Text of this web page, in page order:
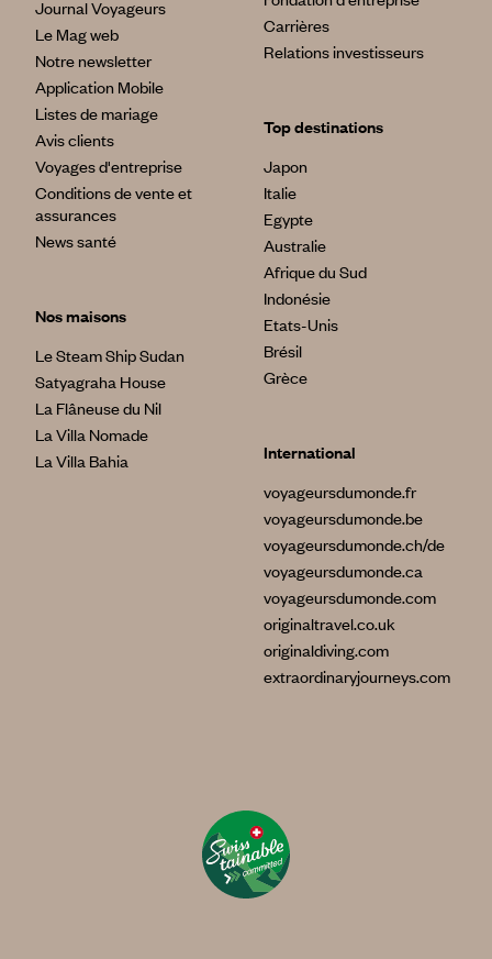
Journal Voyageurs
Le Mag web
Notre newsletter
Application Mobile
Listes de mariage
Avis clients
Voyages d'entreprise
Conditions de vente et
assurances
News santé
Nos maisons
Le Steam Ship Sudan
Satyagraha House
La Flâneuse du Nil
La Villa Nomade
La Villa Bahia
Carrières
Relations investisseurs
Top destinations
Japon
Italie
Egypte
Australie
Afrique du Sud
Indonésie
Etats-Unis
Brésil
Grèce
International
voyageursdumonde.fr
voyageursdumonde.be
voyageursdumonde.ch/de
voyageursdumonde.ca
voyageursdumonde.com
originaltravel.co.uk
originaldiving.com
extraordinaryjourneys.com